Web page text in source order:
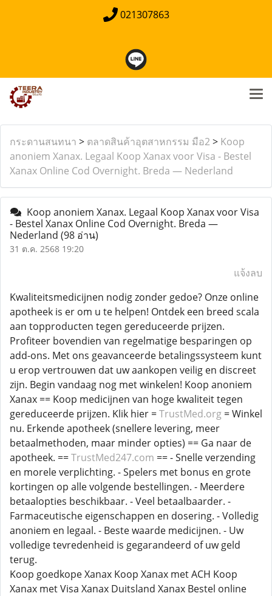
021307863
กระดานสนทนา > ตลาดสินค้าอุตสาหกรรม มือ2> Koop
anoniem Xanax. Legaal Koop Xanax voor Visa - Bestel
Xanax Online Cod Overnight. Breda — Nederland
Koop anoniem Xanax. Legaal Koop Xanax voor Visa
- Bestel Xanax Online Cod Overnight. Breda —
Nederland (98 อ่าน)
31 ต.ค. 2568 19:20
แจ้งลบ
Kwaliteitsmedicijnen nodig zonder gedoe? Onze online
apotheek is er om u te helpen! Ontdek een breed scala
aan topproducten tegen gereduceerde prijzen.
Profiteer bovendien van regelmatige besparingen op
add-ons. Met ons geavanceerde betalingssysteem kunt
u erop vertrouwen dat uw aankopen veilig en discreet
zijn. Begin vandaag nog met winkelen! Koop anoniem
Xanax == Koop medicijnen van hoge kwaliteit tegen
gereduceerde prijzen. Klik hier =TrustMed.org = Winkel
nu. Erkende apotheek (snellere levering, meer
betaalmethoden, maar minder opties) == Ga naar de
apotheek. ==TrustMed247.com == - Snelle verzending
en morele verplichting. - Spelers met bonus en grote
kortingen op alle volgende bestellingen. - Meerdere
betaalopties beschikbaar. - Veel betaalbaarder. -
Farmaceutische eigenschappen en dosering. - Volledig
anoniem en legaal. - Beste waarde medicijnen. - Uw
volledige tevredenheid is gegarandeerd of uw geld
terug.
Koop goedkope Xanax Koop Xanax met ACH Koop
Xanax met Visa Xanax Duitsland Xanax Bestel online